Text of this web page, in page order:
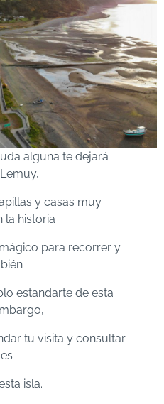
alguna te dejará
y casas muy
la historia
para recorrer y
estandarte de esta
tu visita y consultar
isla.